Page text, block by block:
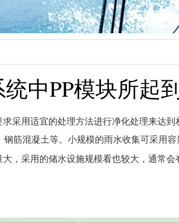
中PP模块所起
采用适宜的处理方法进行净化处理来达到
钢筋混凝土等。小规模的雨水收集可采用
，采用的储水设施规模看也较大，通常